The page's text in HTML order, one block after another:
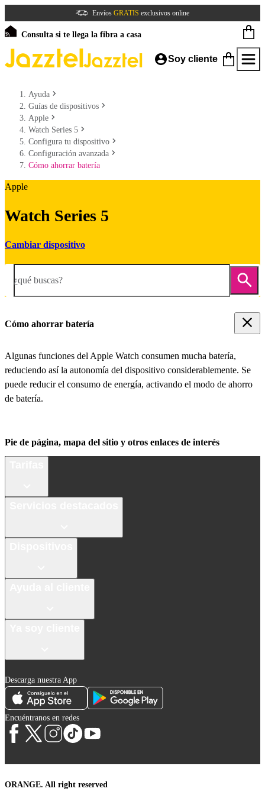
Envíos GRATIS exclusivos online
Consulta si te llega la fibra a casa
Soy cliente
Ayuda
Guías de dispositivos
Apple
Watch Series 5
Configura tu dispositivo
Configuración avanzada
Cómo ahorrar batería
Apple
Watch Series 5
Cambiar dispositivo
¿qué buscas?
Cómo ahorrar batería
Algunas funciones del Apple Watch consumen mucha batería,
reduciendo así la autonomía del dispositivo considerablemente. Se
puede reducir el consumo de energía, activando el modo de ahorro
de batería.
Pie de página, mapa del sitio y otros enlaces de interés
Descarga nuestra App
Encuéntranos en redes
ORANGE. All right reserved